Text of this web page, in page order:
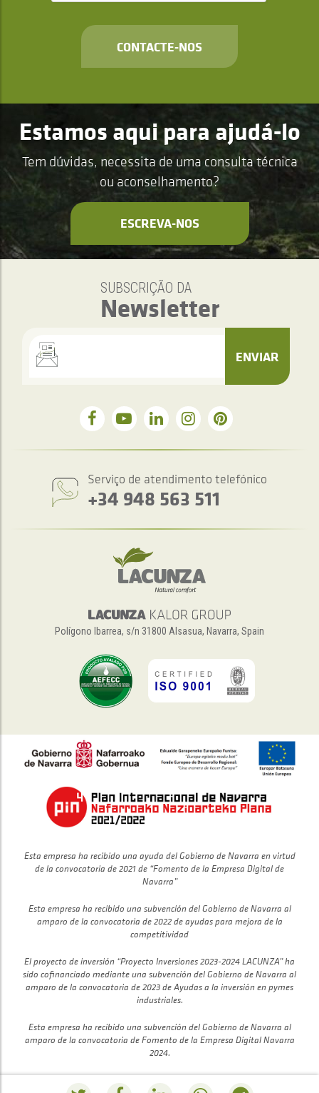
CONTACTE-NOS
Estamos aqui para ajudá-lo
Tem dúvidas, necessita de uma consulta técnica
ou aconselhamento?
ESCREVA-NOS
SUBSCRIÇÃO DA
Newsletter
ENVIAR
Serviço de atendimento telefónico
+34 948 563 511
Polígono Ibarrea, s/n 31800 Alsasua, Navarra, Spain
Esta empresa ha recibido una ayuda del Gobierno de Navarra en virtud
de la convocatoria de 2021 de “Fomento de la Empresa Digital de
Navarra”
Esta empresa ha recibido una subvención del Gobierno de Navarra al
amparo de la convocatoria de 2022 de ayudas para mejora de la
competitividad
El proyecto de inversión “Proyecto Inversiones 2023-2024 LACUNZA” ha
sido cofinanciado mediante una subvención del Gobierno de Navarra al
amparo de la convocatoria de 2023 de Ayudas a la inversión en pymes
industriales.
Esta empresa ha recibido una subvención del Gobierno de Navarra al
amparo de la convocatoria de Fomento de la Empresa Digital Navarra
2024.